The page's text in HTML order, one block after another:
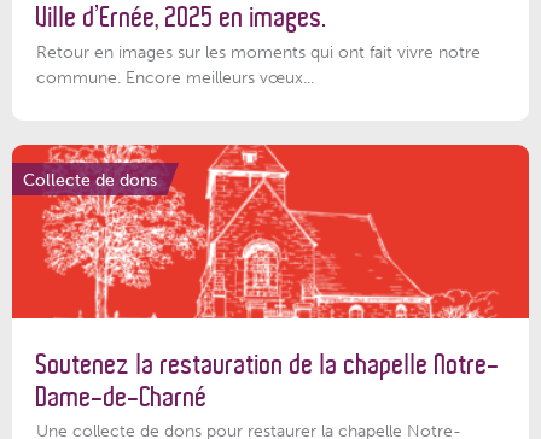
Ville d’Ernée, 2025 en images.
Retour en images sur les moments qui ont fait vivre notre
commune. Encore meilleurs vœux...
Collecte de dons
Soutenez la restauration de la chapelle Notre-
Dame-de-Charné
Une collecte de dons pour restaurer la chapelle Notre-